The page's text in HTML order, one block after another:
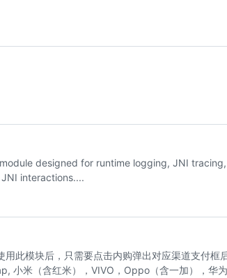
designed for runtime logging, JNI
interactions....
此模块后，只需要点击内购弹出对应渠道支付框
小米（含红米），VIVO，Oppo（含一加），